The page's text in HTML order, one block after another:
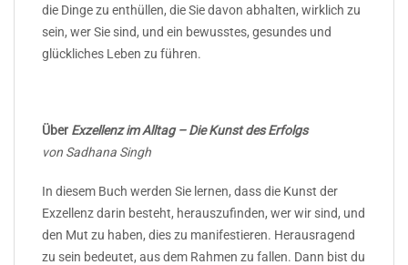
die Dinge zu enthüllen, die Sie davon abhalten, wirklich zu
sein, wer Sie sind, und ein bewusstes, gesundes und
glückliches Leben zu führen.
Über Exzellenz im Alltag – Die Kunst des Erfolgs
von Sadhana Singh
In diesem Buch werden Sie lernen, dass die Kunst der
Exzellenz darin besteht, herauszufinden, wer wir sind, und
den Mut zu haben, dies zu manifestieren. Herausragend
zu sein bedeutet, aus dem Rahmen zu fallen. Dann bist du